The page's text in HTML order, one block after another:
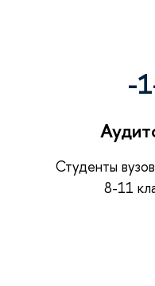
-
Студенты
8-11